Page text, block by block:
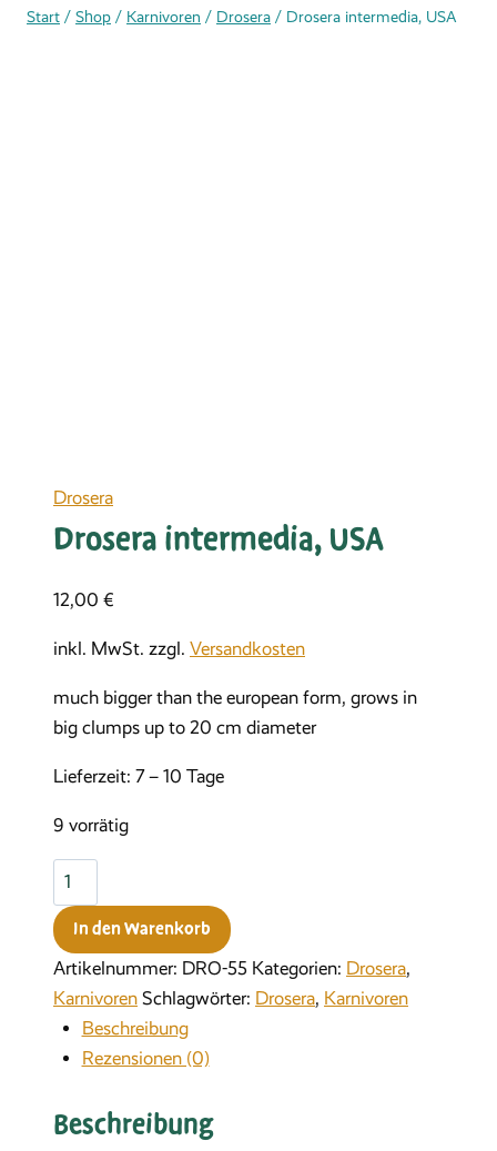
Start / Shop / Karnivoren / Drosera / Drosera intermedia, USA
Drosera
Drosera intermedia, USA
12,00 €
inkl. MwSt. zzgl. Versandkosten
much bigger than the european form, grows in
big clumps up to 20 cm diameter
Lieferzeit: 7 – 10 Tage
9 vorrätig
Drosera
intermedia,
USA
Menge
In den Warenkorb
Artikelnummer: DRO-55 Kategorien: Drosera,
Karnivoren Schlagwörter: Drosera, Karnivoren
Beschreibung
Rezensionen (0)
Beschreibung